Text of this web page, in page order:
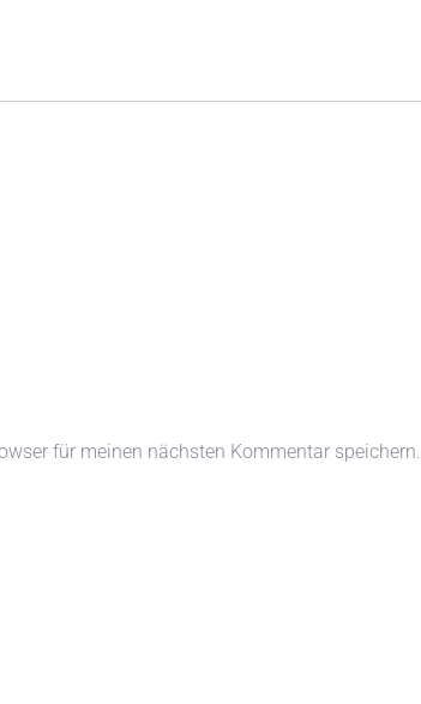
für meinen nächsten Kommentar speichern.